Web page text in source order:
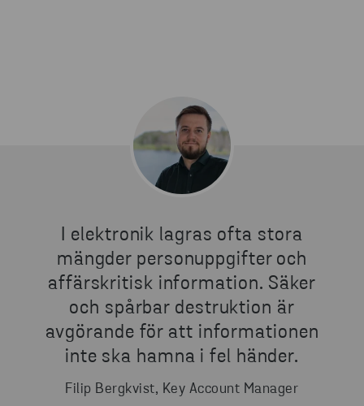
I elektronik lagras ofta stora
mängder personuppgifter och
affärskritisk information. Säker
och spårbar destruktion är
avgörande för att informationen
inte ska hamna i fel händer.
Filip Bergkvist, Key Account Manager